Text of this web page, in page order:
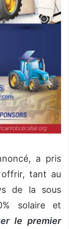
a pris
tant au
de la sous
solaire et
le premier